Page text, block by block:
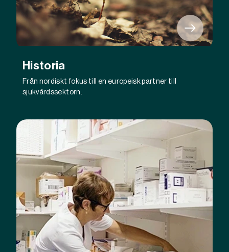
Historia
Från nordiskt fokus till en europeisk partner till
sjukvårdssektorn.